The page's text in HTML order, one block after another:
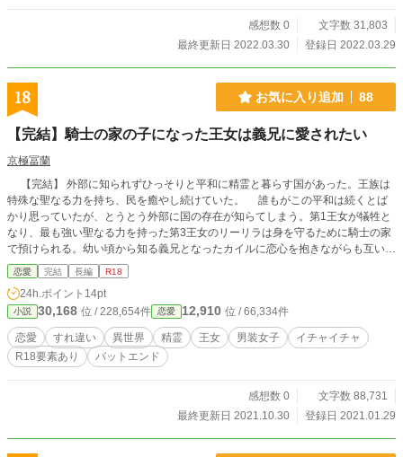
い。 ※やや逆ハー傾向あり。ヒーローは固定です。 ※全１３
感想数 0
文字数 31,803
最終更新日 2022.03.30
登録日 2022.03.29
18 お気に入り追加 88
【完結】騎士の家の子になった王女は義兄に愛されたい
京極冨蘭
【完結】 外部に知られずひっそりと平和に精霊と暮らす国があった。王族は
特殊な聖なる力を持ち、民を癒やし続けていた。 誰もがこの平和は続くとば
かり思っていたが、とうとう外部に国の存在が知らてしまう。第1王女が犠牲と
なり、最も強い聖なる力を持った第3王女のリーリラは身を守るために騎士の家
で預けられる。幼い頃から知る義兄となったカイルに恋心を抱きながらも互いに
素直になれずにいたがあることをきっかけに両思いになる。しかし、リーリラは
国のため、愛するカイルを守るために別れを決心せねばならない… R18には＊
がつきます。(終章から) 第1章幕間に暴行シーンあります。こちらにも＊をつけ
ておきます。 苦手な方は控えてください。 後日談を何話が投稿し完結予定。 初
めて書いた小説の『おてんば王女の最後の冒険』の改稿版となります。
恋愛 完結 長編 R18
24h.ポイント 14pt
小説 30,168 位 / 228,654件 恋愛 12,910 位 / 66,334件
恋愛 すれ違い 異世界 精霊 王女 男装女子
イチャイチャ
R18要素あり
バットエンド
感想数 0
文字数 88,731
最終更新日 2021.10.30
登録日 2021.01.29